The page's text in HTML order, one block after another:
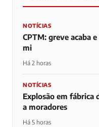
NOTÍCIAS
CPTM: greve acaba
mi
Há 2 horas
NOTÍCIAS
Explosão em fábrica
a moradores
Há 5 horas